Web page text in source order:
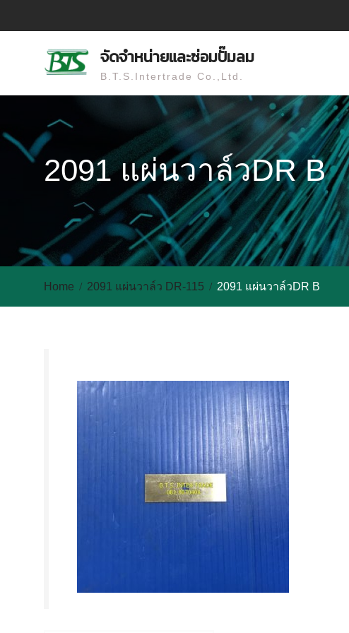
จัดจำหน่ายและซ่อมปั๊มลม
B.T.S.Intertrade Co.,Ltd.
2091 แผ่นวาล์วDR B
Home 2091 แผ่นวาล์ว DR-115 2091 แผ่นวาล์วDR B